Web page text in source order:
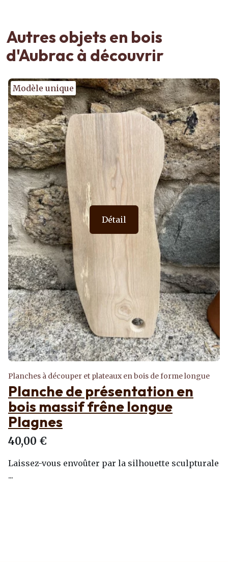
Autres objets en bois
d'Aubrac à découvrir
Modèle unique
Détail
Planches à découper et plateaux en bois de forme longue
Planche de présentation en
bois massif frêne longue
Plagnes
40,00 €
Laissez-vous envoûter par la silhouette sculpturale
...